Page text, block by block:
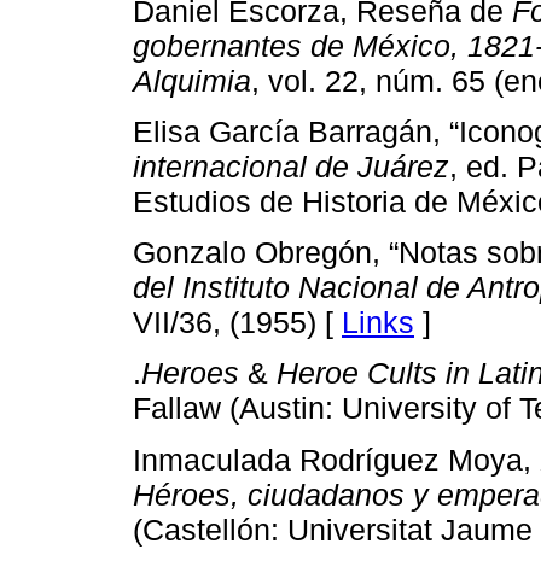
Daniel Escorza, Reseña de
gobernantes de México,
Alquimia, vol. 22, núm. 65
Elisa García Barragán,
internacional de Juárez, ed.
Estudios de Historia de
Gonzalo Obregón, “Notas
del Instituto Nacional de
VII/36, (1955) [ Links ]
.Heroes & Heroe Cults in
Fallaw (Austin: University of
Inmaculada Rodríguez Moya,
Héroes, ciudadanos y
(Castellón: Universitat